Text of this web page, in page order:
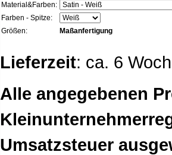
Material&Farben:
Farben - Spitze:
Größen:
Maßanfertigung
Lieferzeit: ca. 6
Alle angegebenen
Umsatzsteuer